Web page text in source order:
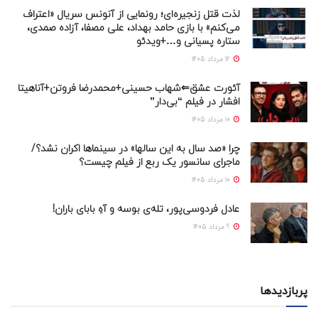
لذت قتل زنجیره‌ای؛ رونمایی از آنونس سریال «اعتراف
می‌کنم» با بازی حامد بهداد، علی مصفا، آزاده صمدی،
ستاره پسیانی و…+ویدئو
آئورت عشق⇐شهاب حسینی+محمدرضا فروتن+آناهیتا
افشار در فیلم “بی‌دار”
چرا «صد سال به این سالها» در سینماها اکران نشد؟/
ماجرای سانسور یک ربع از فیلم چیست؟
عادل فردوسی‌پور، تله‌ی بوسه و آهِ بابای باران!
پربازدیدها